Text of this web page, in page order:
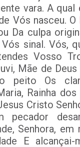
vara. A qual
Vós nasceu. O
Da culpa
sinal. Vós,
Vosso
Mãe de
peito Os
Rainha
Cristo
pecador
Senhora,
E alcançai-